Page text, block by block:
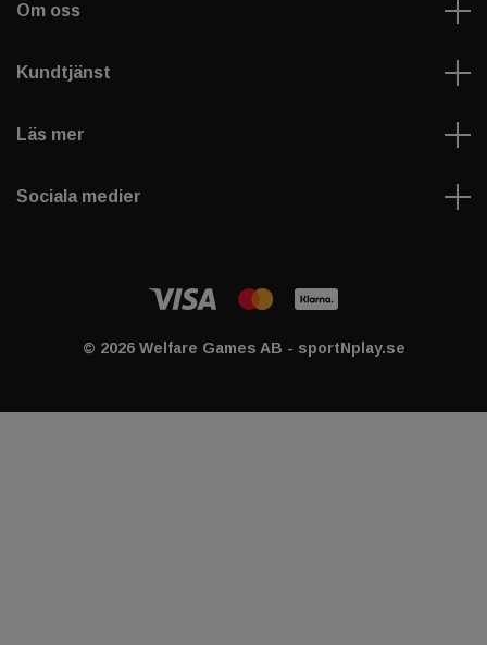
Om oss
Kundtjänst
Läs mer
Sociala medier
© 2026 Welfare Games AB - sportNplay.se